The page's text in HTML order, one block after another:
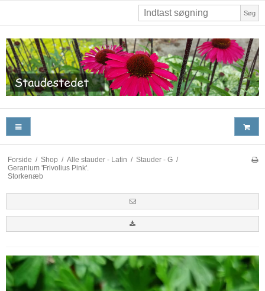
Søg
Forside / Shop / Alle stauder - Latin / Stauder - G /
Geranium 'Frivolius Pink'.
Storkenæb